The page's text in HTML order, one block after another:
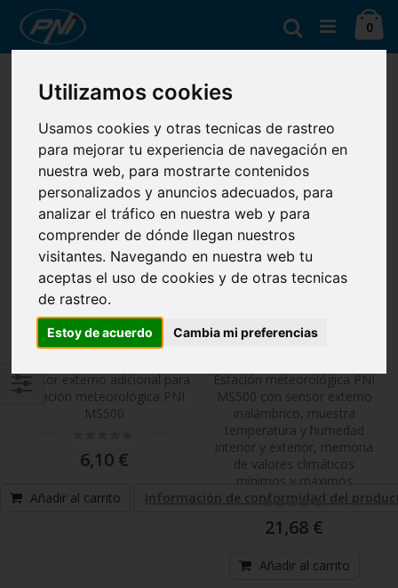
Utilizamos cookies
Usamos cookies y otras tecnicas de rastreo
para mejorar tu experiencia de navegación en
nuestra web, para mostrarte contenidos
personalizados y anuncios adecuados, para
analizar el tráfico en nuestra web y para
comprender de dónde llegan nuestros
visitantes. Navegando en nuestra web tu
aceptas el uso de cookies y de otras tecnicas
de rastreo.
Estoy de acuerdo Cambia mi preferencias
al
contenido
0
Buscar
Sensor externo adicional para
estación meteorológica PNI
MS500
6,10 €
Añadir al carrito Información de conformidad del
Estación meteorológica PNI
MS500 con sensor externo
inalámbrico, muestra
temperatura y humedad
interior y exterior, memoria
de valores climáticos
mínimos y máximos
Rating:
21,68 €
Añadir al carrito
Comprar